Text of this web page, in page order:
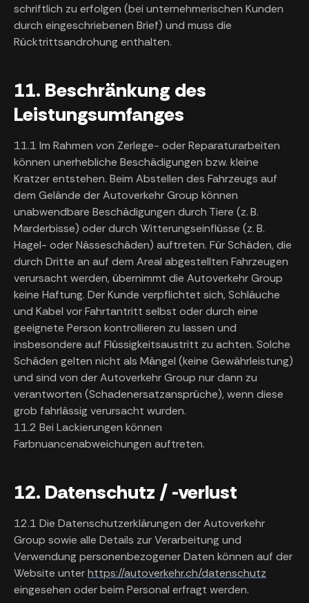
schriftlich zu erfolgen (bei unternehmerischen Kunden
durch eingeschriebenen Brief) und muss die
Rücktrittsandrohung enthalten.
11. Beschränkung des
Leistungsumfanges
11.1 Im Rahmen von Zerlege- oder Reparaturarbeiten
können unerhebliche Beschädigungen bzw. kleine
Kratzer entstehen. Beim Abstellen des Fahrzeugs auf
dem Gelände der Autoverkehr Group können
unabwendbare Beschädigungen durch Tiere (z. B.
Marderbisse) oder durch Witterungseinflüsse (z. B.
Hagel- oder Nässeschäden) auftreten. Für Schäden, die
durch Dritte an auf dem Areal abgestellten Fahrzeugen
verursacht werden, übernimmt die Autoverkehr Group
keine Haftung. Der Kunde verpflichtet sich, Schläuche
und Kabel vor Fahrtantritt selbst oder durch eine
geeignete Person kontrollieren zu lassen und
insbesondere auf Flüssigkeitsaustritt zu achten. Solche
Schäden gelten nicht als Mängel (keine Gewährleistung)
und sind von der Autoverkehr Group nur dann zu
verantworten (Schadenersatzansprüche), wenn diese
grob fahrlässig verursacht wurden.
11.2 Bei Lackierungen können
Farbnuancenabweichungen auftreten.
12. Datenschutz / -verlust
12.1 Die Datenschutzerklärungen der Autoverkehr
Group sowie alle Details zur Verarbeitung und
Verwendung personenbezogener Daten können auf der
Website unterhttps://autoverkehr.ch/datenschutz
eingesehen oder beim Personal erfragt werden.